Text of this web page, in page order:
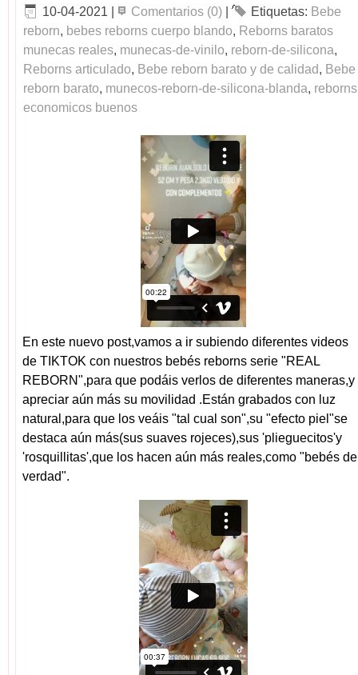
10-04-2021 Comentarios (0) Etiquetas: Bebe
reborn, bebes reborns cuerpo blando, Reborns baratos
munecas reales, munecas-de-vinilo, reborn-de-silicona,
Reborns articulado, Bebe reborn barato y de calidad, Bebe
reborn barato, munecos-reborn-de-silicona-blanda, reborns
economicos buenos
En este nuevo post,vamos a ir subiendo diferentes videos
de TIKTOK con nuestros bebés reborns serie "REAL
REBORN",para que podáis verlos de diferentes maneras,y
apreciar aún más su movilidad .Están grabados con luz
natural,para que los veáis "tal cual son",su "efecto piel"se
destaca aún más(sus suaves rojeces),sus 'plieguecitos'y
'rosquillitas',que los hacen aún más reales,como "bebés de
verdad".